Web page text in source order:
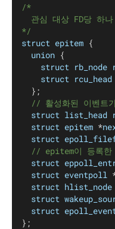
/*
관심 대상 FD당 하
*/
struct epitem {
union {
struct rb_node
struct rcu_head
	};
// 활성화된 이벤
struct list_head
struct epitem *
struct
// epitem이 등록한
struct
struct eventpoll
struct hlist_node
struct
struct
};